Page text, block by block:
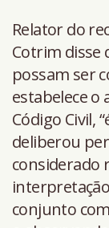
Relator do
Cotrim disse
possam ser
estabelece o
Código Civil,
deliberou
considerado
conjunto